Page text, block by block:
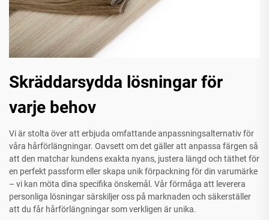
Skräddarsydda lösningar för
varje behov
Vi är stolta över att erbjuda omfattande anpassningsalternativ för
våra hårförlängningar. Oavsett om det gäller att anpassa färgen så
att den matchar kundens exakta nyans, justera längd och täthet för
en perfekt passform eller skapa unik förpackning för din varumärke
– vi kan möta dina specifika önskemål. Vår förmåga att leverera
personliga lösningar särskiljer oss på marknaden och säkerställer
att du får hårförlängningar som verkligen är unika.